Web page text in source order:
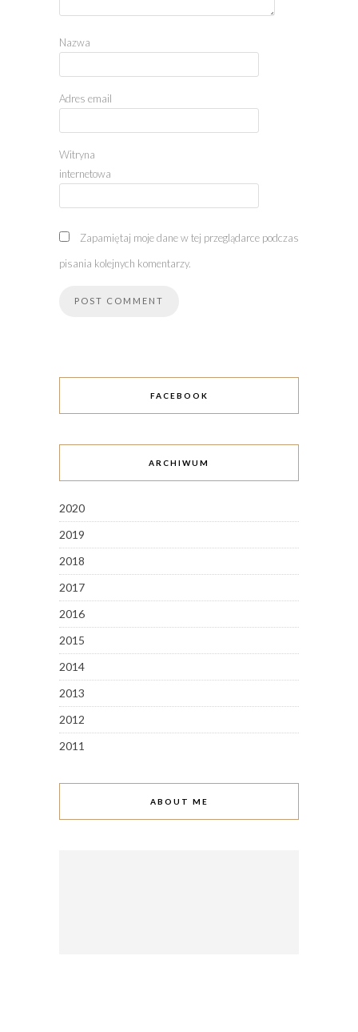
Nazwa
Adres email
Witryna
internetowa
Zapamiętaj moje dane w tej przeglądarce podczas
pisania kolejnych komentarzy.
FACEBOOK
ARCHIWUM
2020
2019
2018
2017
2016
2015
2014
2013
2012
2011
ABOUT ME